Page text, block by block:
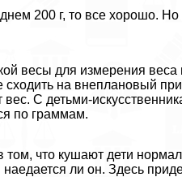
200 г, то все хорошо.
весы для измерения
на внеплановый
вес. С детьми-
по граммам.
что кушают дети
ли он. Здесь